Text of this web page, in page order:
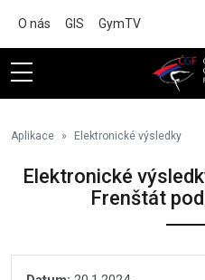
O nás GIS GymTV
Aplikace Elektronické výsledky
Elektronické
Frenštát